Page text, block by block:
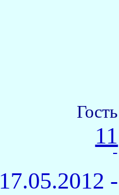
Гость
11
-
17.05.2012 -